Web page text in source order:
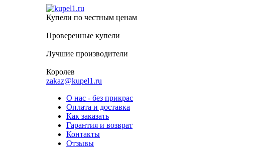
Купели по честным ценам
Проверенные купели
Лучшие производители
Королев
zakaz@kupel1.ru
О нас - без прикрас
Оплата и доставка
Как заказать
Гарантия и возврат
Контакты
Отзывы